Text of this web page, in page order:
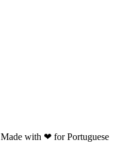
with ❤ for Portuguese